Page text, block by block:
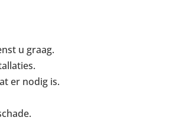
u graag.
er nodig is.